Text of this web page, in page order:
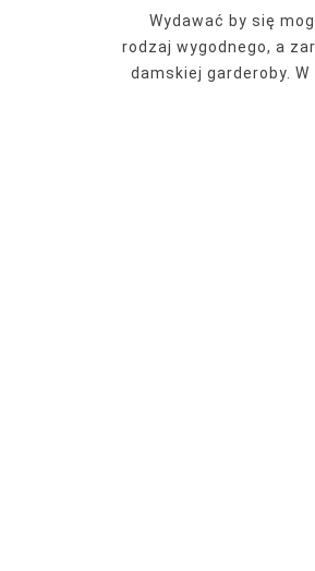
Wydawać by się
rodzaj wygodnego, a
damskiej garderoby.